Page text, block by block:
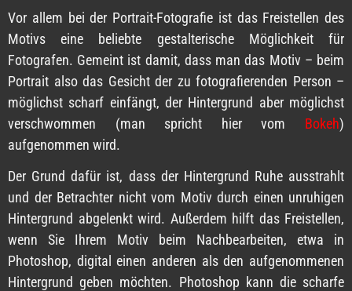
Vor allem bei der Portrait-Fotografie ist das Freistellen des
Motivs eine beliebte gestalterische Möglichkeit für
Fotografen. Gemeint ist damit, dass man das Motiv – beim
Portrait also das Gesicht der zu fotografierenden Person –
möglichst scharf einfängt, der Hintergrund aber möglichst
verschwommen (man spricht hier vom Bokeh)
aufgenommen wird.
Der Grund dafür ist, dass der Hintergrund Ruhe ausstrahlt
und der Betrachter nicht vom Motiv durch einen unruhigen
Hintergrund abgelenkt wird. Außerdem hilft das Freistellen,
wenn Sie Ihrem Motiv beim Nachbearbeiten, etwa in
Photoshop, digital einen anderen als den aufgenommenen
Hintergrund geben möchten. Photoshop kann die scharfe